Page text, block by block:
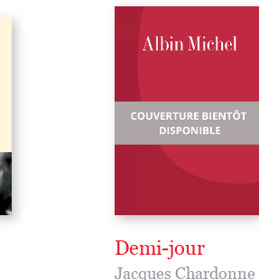
Demi-jour
Jacques Chardonne